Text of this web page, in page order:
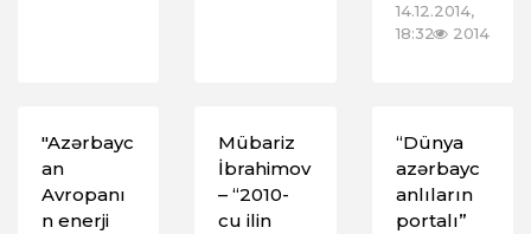
14.12.2014,
18:32
2014
"Azərbayc
an
Avropanı
n enerji
Mübariz
İbrahimov
– “2010-
cu ilin
“Dünya
azərbayc
anlıların
portalı”